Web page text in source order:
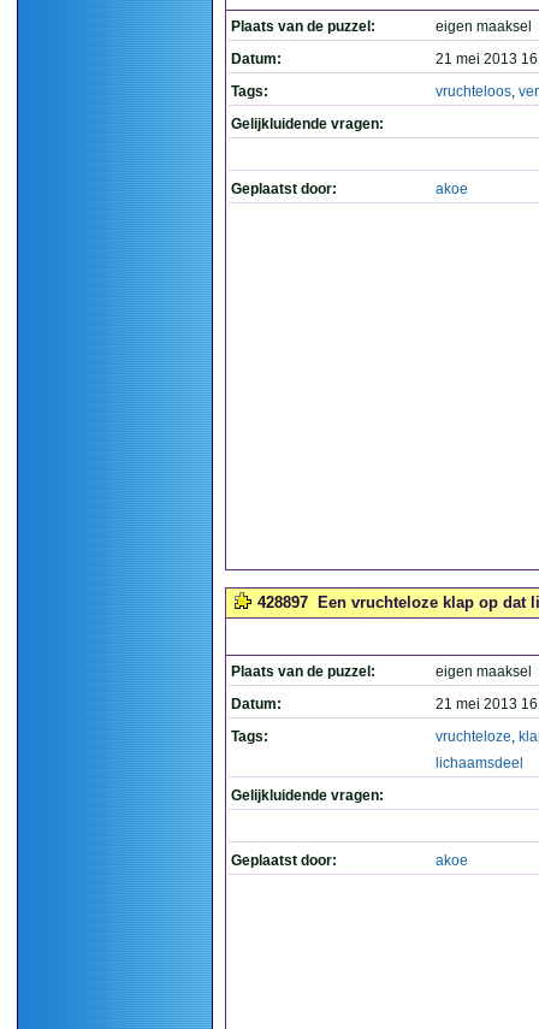
Plaats van de puzzel:
eigen maaksel
Datum:
21 mei 2013
Tags:
vruchteloos,
Gelijkluidende vragen:
Geplaatst door: akoe
428897 Een vruchteloze klap op dat
Plaats van de puzzel:
eigen maaksel
Datum:
21 mei 2013
Tags:
vruchteloze,
lichaamsdeel
Gelijkluidende vragen:
Geplaatst door: akoe